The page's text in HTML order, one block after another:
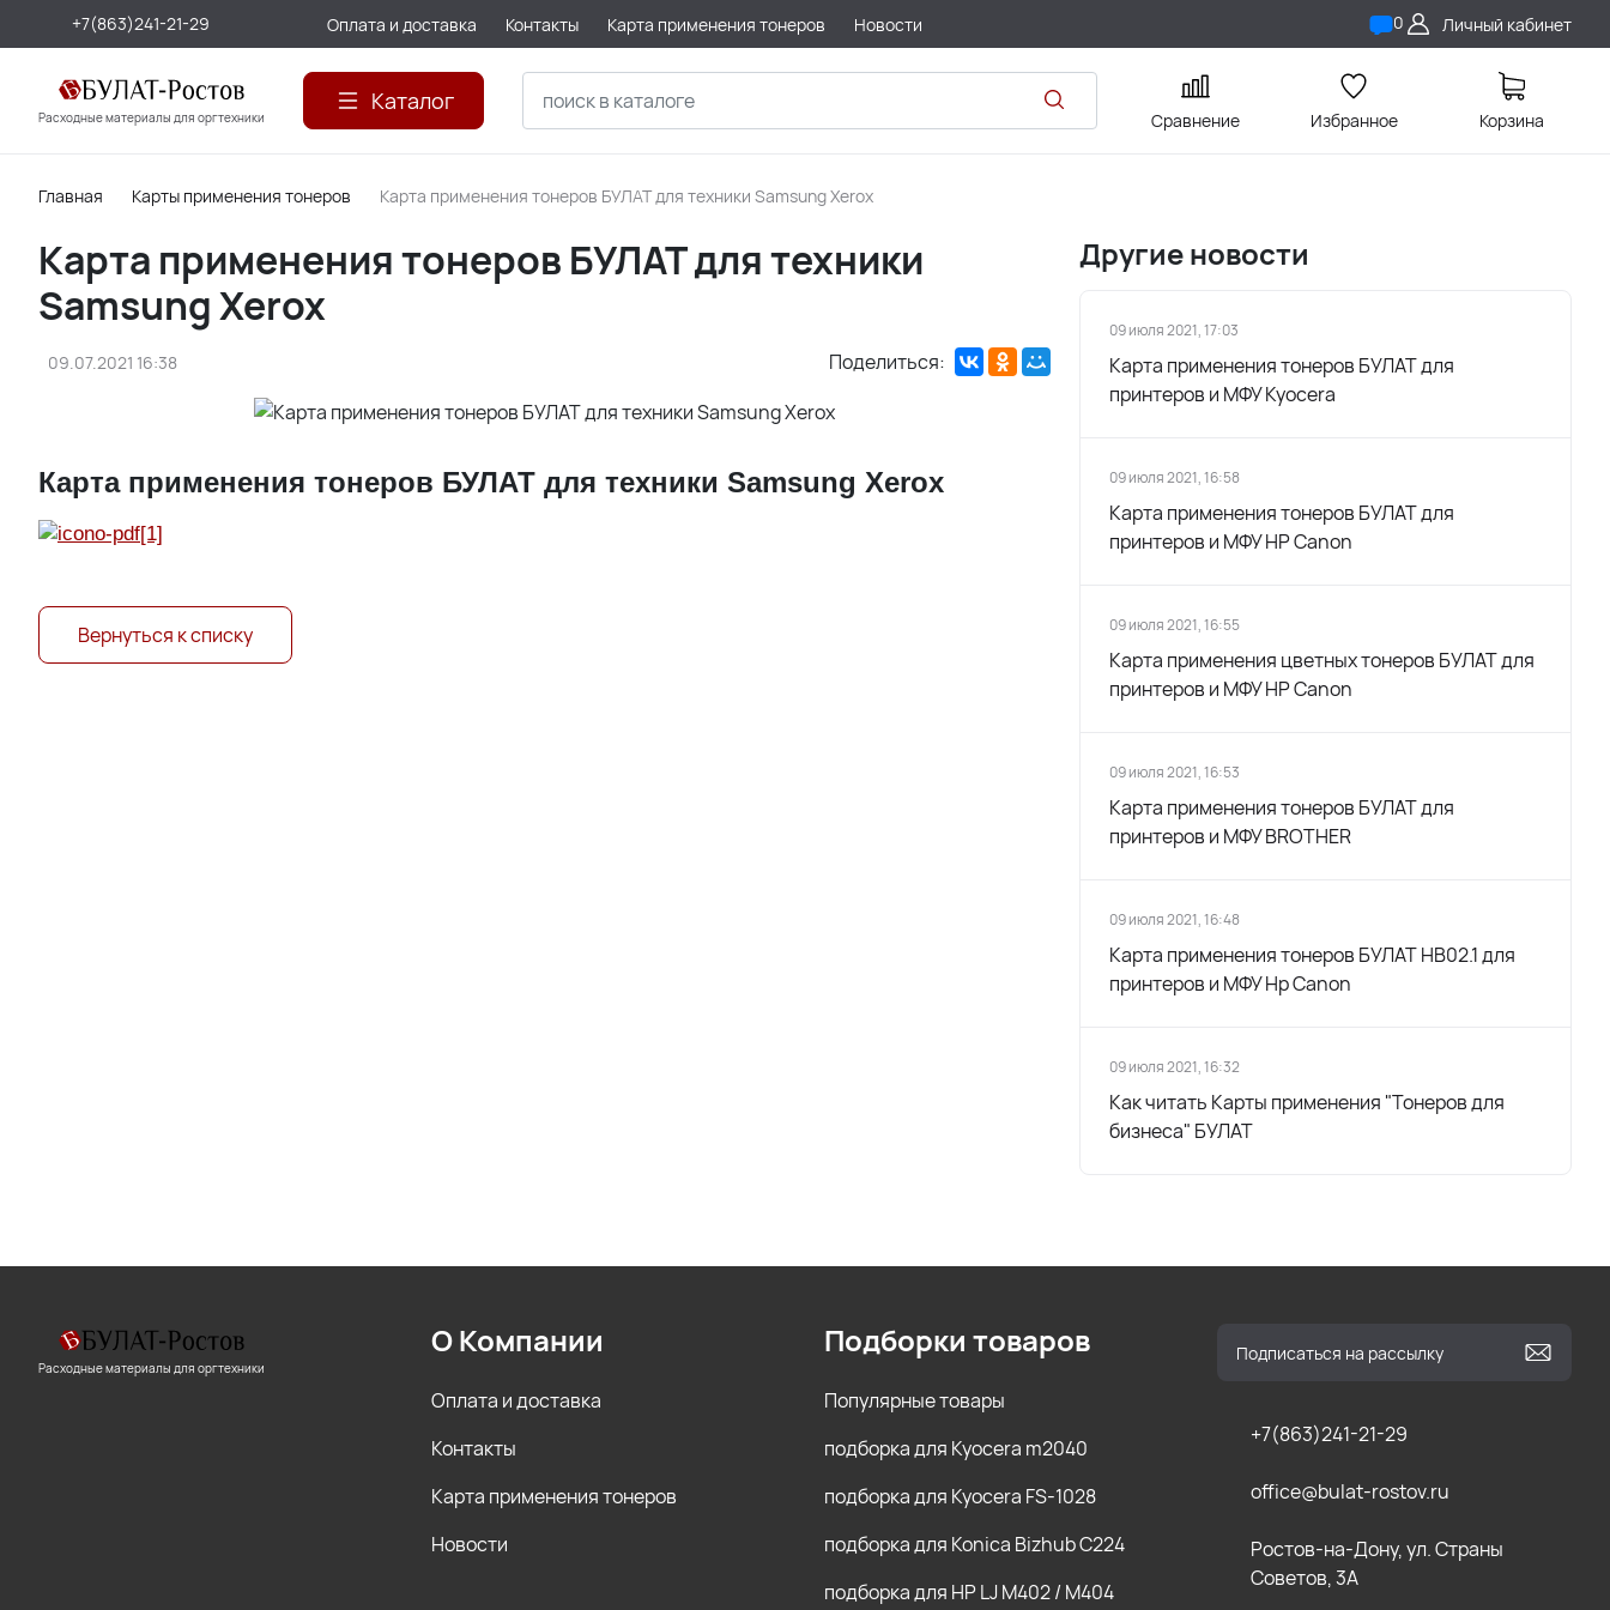
+7(863)241-21-29 Оплата и доставка Контакты Карта применения тонеров Новости 0 Личный кабинет
Расходные материалы для оргтехники
Каталог
Сравнение Избранное Корзина
Главная Карты применения тонеров Карта применения тонеров БУЛАТ для техники Samsung Xerox
Карта применения тонеров БУЛАТ для техники
Samsung Xerox
09.07.2021 16:38 Поделиться:
Карта применения тонеров БУЛАТ для техники Samsung Xerox
Вернуться к списку
Другие новости
09 июля 2021, 17:03
Карта применения тонеров БУЛАТ для
принтеров и МФУ Kyocera
09 июля 2021, 16:58
Карта применения тонеров БУЛАТ для
принтеров и МФУ HP Canon
09 июля 2021, 16:55
Карта применения цветных тонеров БУЛАТ для
принтеров и МФУ HP Canon
09 июля 2021, 16:53
Карта применения тонеров БУЛАТ для
принтеров и МФУ BROTHER
09 июля 2021, 16:48
Карта применения тонеров БУЛАТ HB02.1 для
принтеров и МФУ Hp Canon
09 июля 2021, 16:32
Как читать Карты применения "Тонеров для
бизнеса" БУЛАТ
Расходные материалы для оргтехники
+7(863)241-21-29
office@bulat-rostov.ru
Ростов-на-Дону, ул. Страны
Советов, 3А
О Компании
Оплата и доставка
Контакты
Карта применения тонеров
Новости
Подборки товаров
Популярные товары
подборка для Kyocera m2040
подборка для Kyocera FS-1028
подборка для Konica Bizhub C224
подборка для HP LJ M402 / M404